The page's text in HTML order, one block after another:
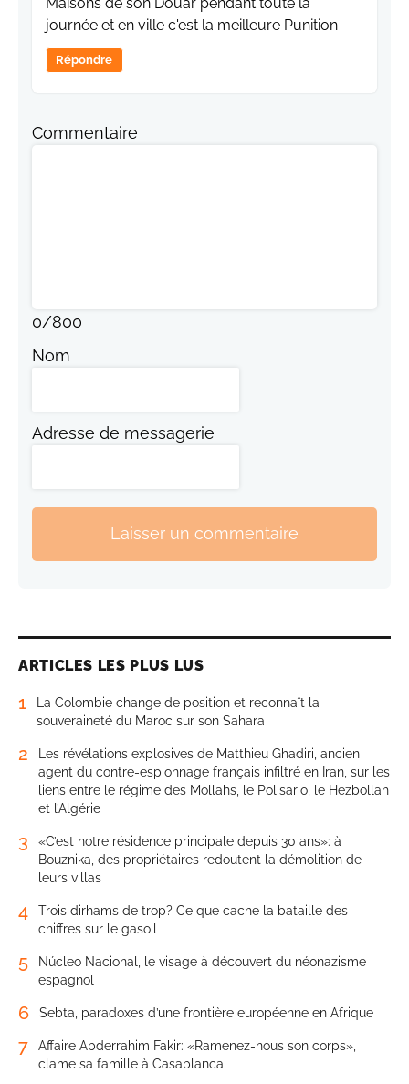
journée et en ville c'est la meilleure Punition
Répondre
Commentaire
0/800
Nom
Adresse de messagerie
Laisser un commentaire
ARTICLES LES PLUS LUS
1
La Colombie change de position et reconnaît la
souveraineté du Maroc sur son Sahara
2
Les révélations explosives de Matthieu Ghadiri, ancien
agent du contre-espionnage français infiltré en Iran, sur les
liens entre le régime des Mollahs, le Polisario, le Hezbollah
et l’Algérie
3
«C’est notre résidence principale depuis 30 ans»: à
Bouznika, des propriétaires redoutent la démolition de
leurs villas
4
Trois dirhams de trop? Ce que cache la bataille des
chiffres sur le gasoil
5
Núcleo Nacional, le visage à découvert du néonazisme
espagnol
6 Sebta, paradoxes d’une frontière européenne en Afrique
7
Affaire Abderrahim Fakir: «Ramenez-nous son corps»,
clame sa famille à Casablanca